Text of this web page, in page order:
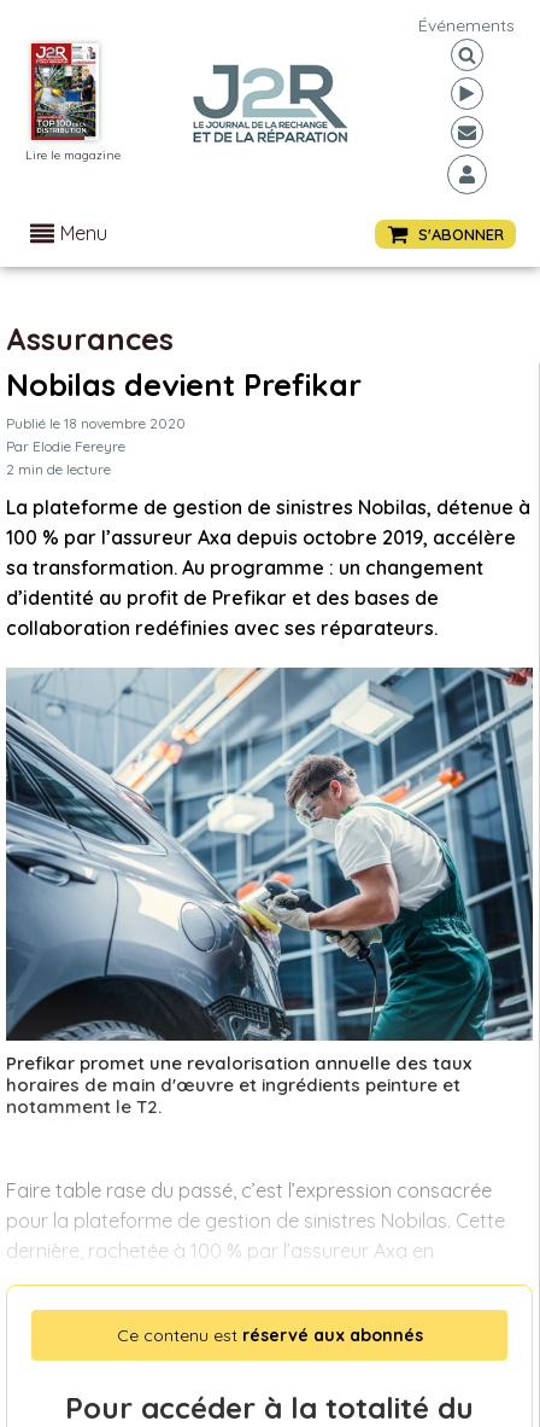
Lire le magazine
Événements
Menu S'ABONNER
Assurances
Nobilas devient Prefikar
Publié le 18 novembre 2020
Par Elodie Fereyre
2 min de lecture
La plateforme de gestion de sinistres Nobilas, détenue à
100 % par l’assureur Axa depuis octobre 2019, accélère
sa transformation. Au programme : un changement
d’identité au profit de Prefikar et des bases de
collaboration redéfinies avec ses réparateurs.
Prefikar promet une revalorisation annuelle des taux
horaires de main d'œuvre et ingrédients peinture et
notamment le T2.
Faire table rase du passé, c’est l’expression consacrée
pour la plateforme de gestion de sinistres Nobilas. Cette
dernière, rachetée à 100 % par l’assureur Axa en
Ce contenu est réservé aux abonnés
Pour accéder à la totalité du